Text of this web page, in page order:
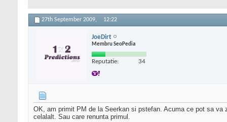
27th September 2009, 12:22
JoeDirt
Membru SeoPedia
Reputatie: 34
OK, am primit PM de la Seerkan si pstefan. Acuma ce pot sa
celalalt. Sau care renunta primul.